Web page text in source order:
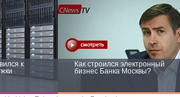
к
Как строился электронный
бизнес Банка Москвы?